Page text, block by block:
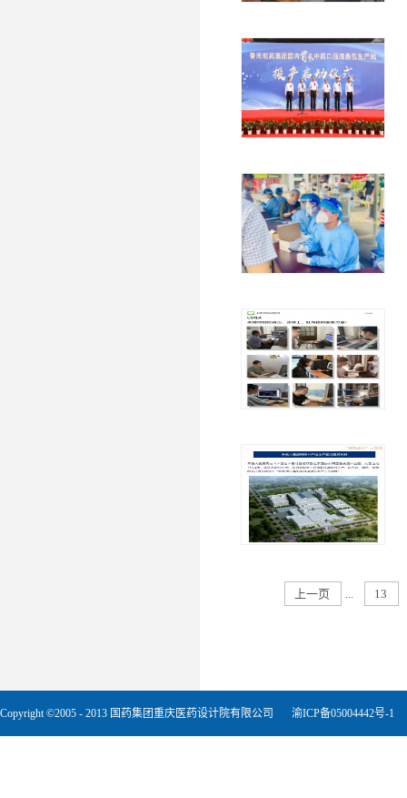
上一页 ... 13
Copyright ©2005 - 2013 国药集团重庆医药设计院有限公司 渝ICP备05004442号-1